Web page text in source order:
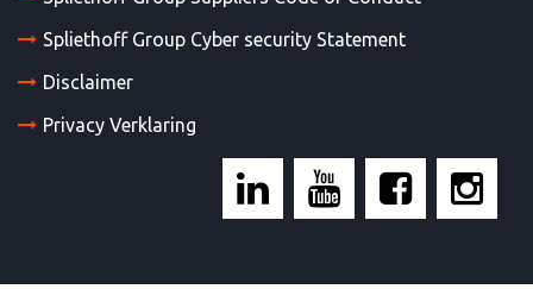
Spliethoff Group Cyber security Statement
Disclaimer
Privacy Verklaring